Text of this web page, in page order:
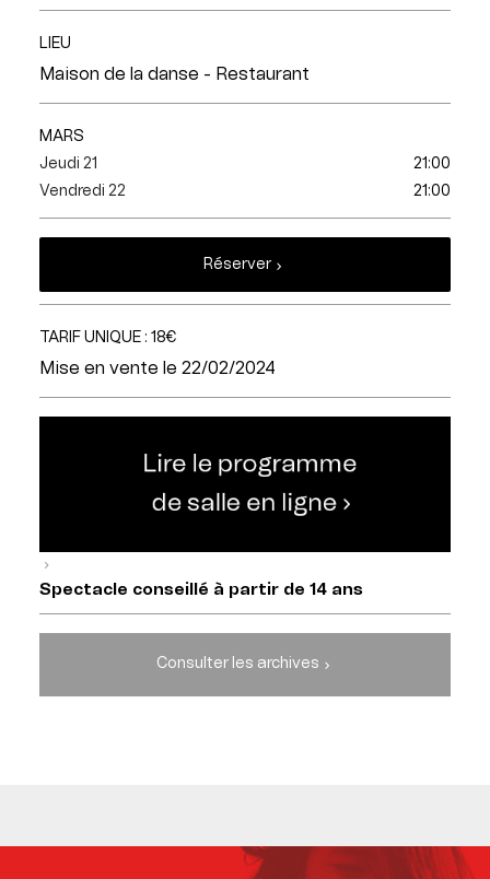
LIEU
Maison de la danse - Restaurant
MARS
Jeudi 21
21:00
Vendredi 22
21:00
Réserver
TARIF UNIQUE : 18€
Mise en vente le 22/02/2024
Spectacle conseillé à partir de 14 ans
Consulter les archives